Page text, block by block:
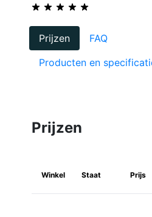
Prijzen
FAQ
Producten en
Prijzen
Winkel Staat Prijs